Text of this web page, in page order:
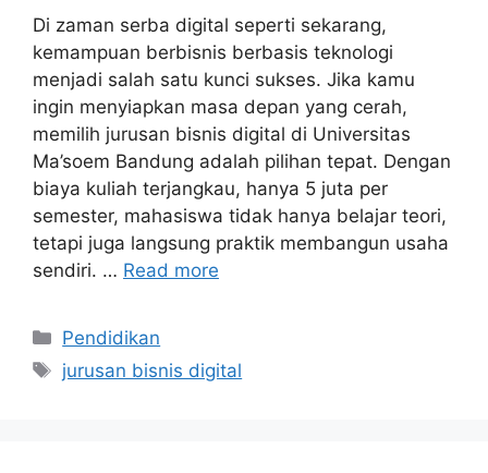
Di zaman serba digital seperti sekarang,
kemampuan berbisnis berbasis teknologi
menjadi salah satu kunci sukses. Jika kamu
ingin menyiapkan masa depan yang cerah,
memilih jurusan bisnis digital di Universitas
Ma’soem Bandung adalah pilihan tepat. Dengan
biaya kuliah terjangkau, hanya 5 juta per
semester, mahasiswa tidak hanya belajar teori,
tetapi juga langsung praktik membangun usaha
sendiri. … Read more
Categories
Pendidikan
Tags
jurusan bisnis digital